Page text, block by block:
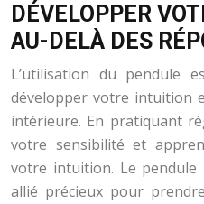
DÉVELOPPER
AU-DELÀ DES
L’utilisation du pendule
développer votre intuition
intérieure. En pratiquant
votre sensibilité et
votre intuition. Le
allié précieux pour